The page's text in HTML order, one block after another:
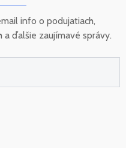
info o podujatiach,
ďalšie zaujímavé správy.